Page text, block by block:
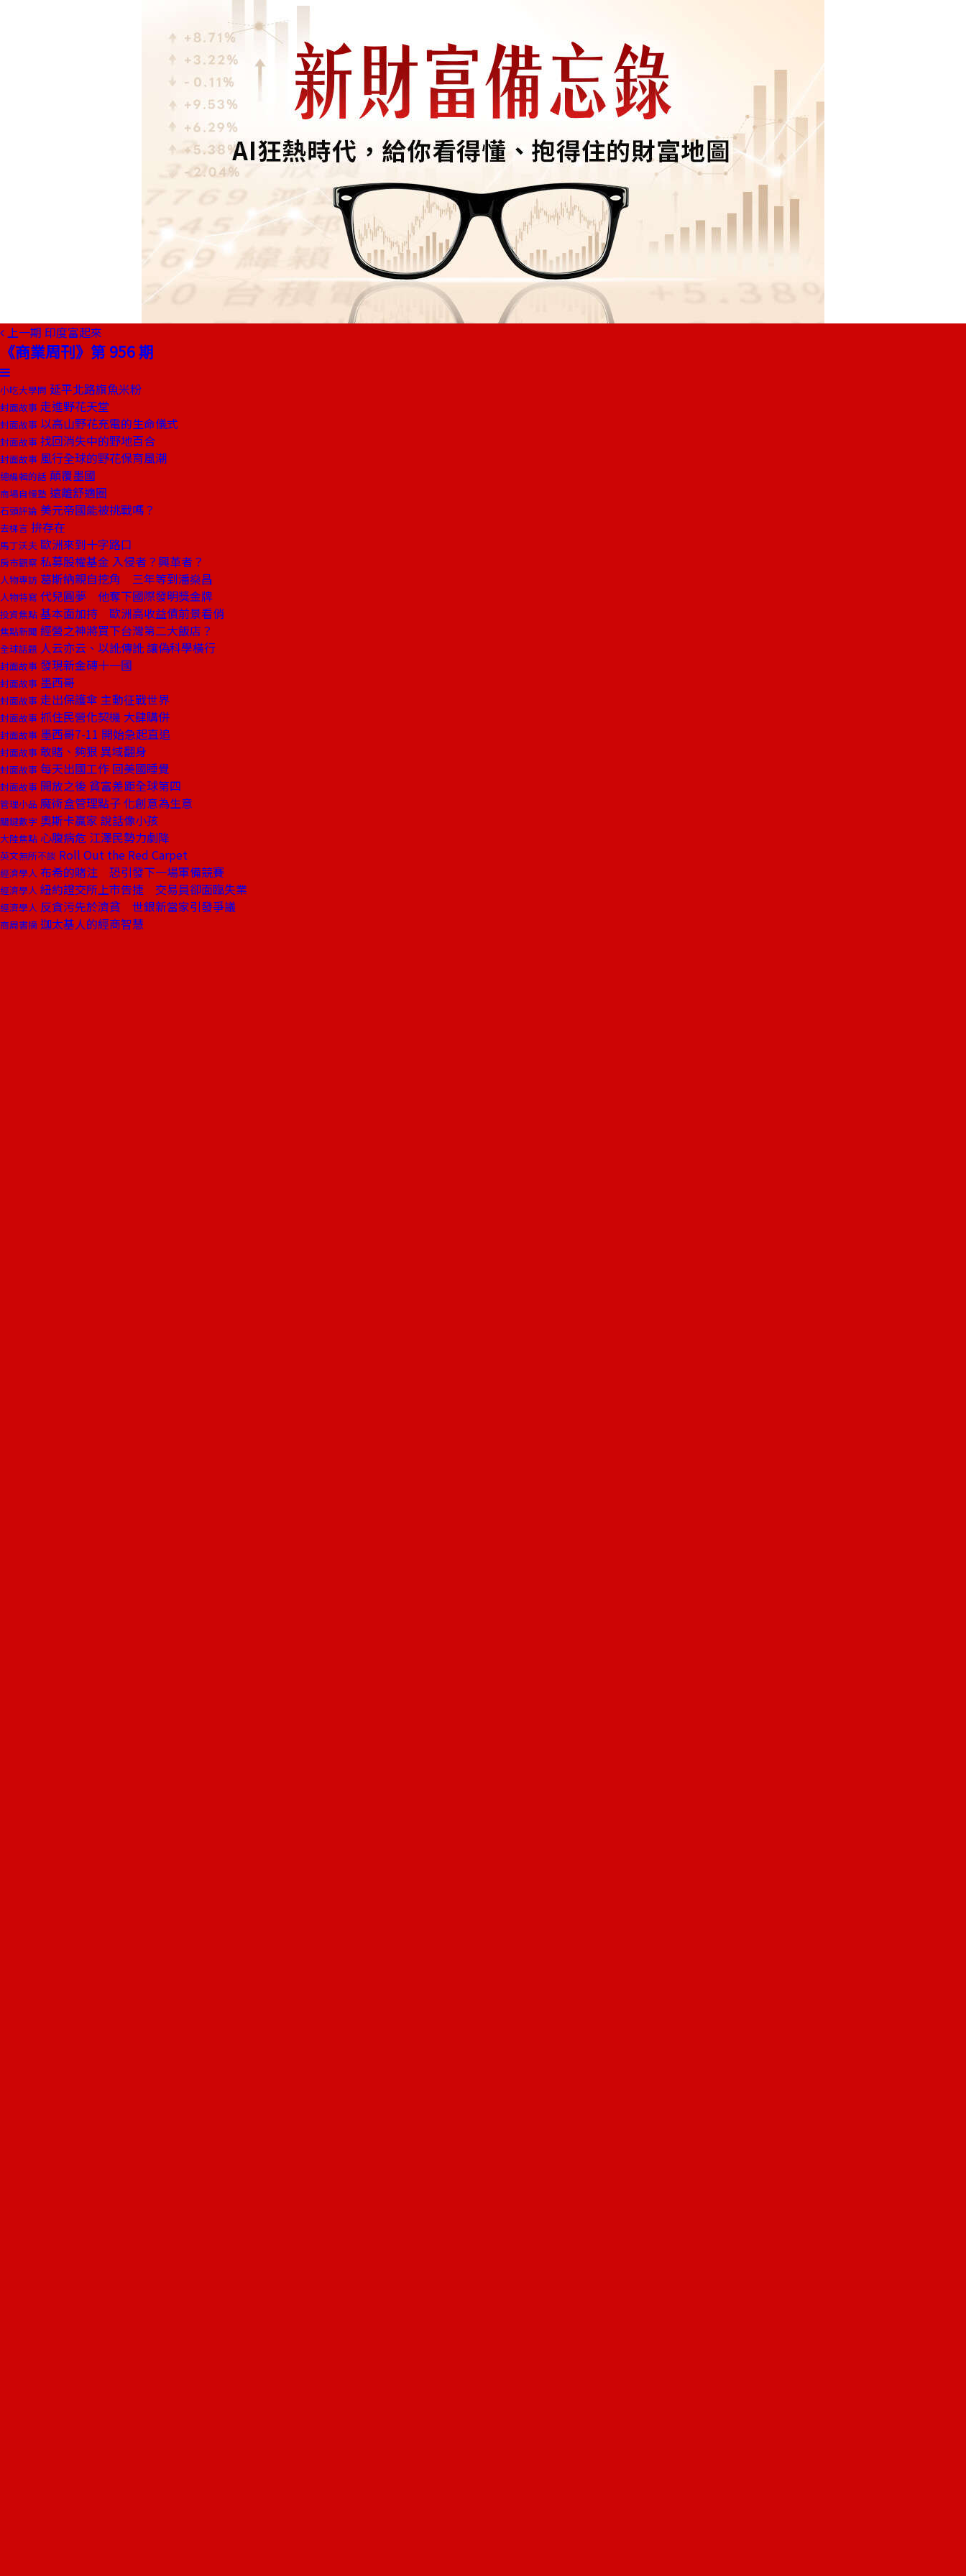
上一期 印度富起來
《商業周刊》第 956 期
小吃大學問 延平北路旗魚米粉
封面故事 走進野花天堂
封面故事 以高山野花充電的生命儀式
封面故事 找回消失中的野地百合
封面故事 風行全球的野花保育風潮
總編輯的話 顛覆墨國
商場自慢塾 遠離舒適圈
石頭評論 美元帝國能被挑戰嗎？
去梯言 拚存在
馬丁沃夫 歐洲來到十字路口
房市觀察 私募股權基金 入侵者？興革者？
人物專訪 葛斯納親自挖角 三年等到潘燊昌
人物特寫 代兒圓夢 他奪下國際發明獎金牌
投資焦點 基本面加持 歐洲高收益債前景看俏
焦點新聞 經營之神將買下台灣第二大飯店？
全球話題 人云亦云、以訛傳訛 讓偽科學橫行
封面故事 發現新金磚十一國
封面故事 墨西哥
封面故事 走出保護傘 主動征戰世界
封面故事 抓住民營化契機 大肆購併
封面故事 墨西哥7-11 開始急起直追
封面故事 敢賭、夠狠 異域翻身
封面故事 每天出國工作 回美國睡覺
封面故事 開放之後 貧富差距全球第四
管理小品 魔術盒管理點子 化創意為生意
關鍵數字 奧斯卡贏家 說話像小孩
大陸焦點 心腹病危 江澤民勢力劇降
英文無所不談 Roll Out the Red Carpet
經濟學人 布希的賭注 恐引發下一場軍備競賽
經濟學人 紐約證交所上市告捷 交易員卻面臨失業
經濟學人 反貪污先於濟貧 世銀新當家引發爭議
商周書摘 迦太基人的經商智慧